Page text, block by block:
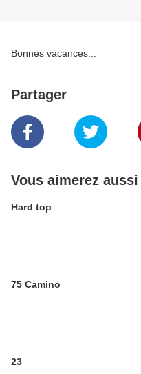
Bonnes vacances...
Partager
Vous aimerez aussi
Hard top
75 Camino
23